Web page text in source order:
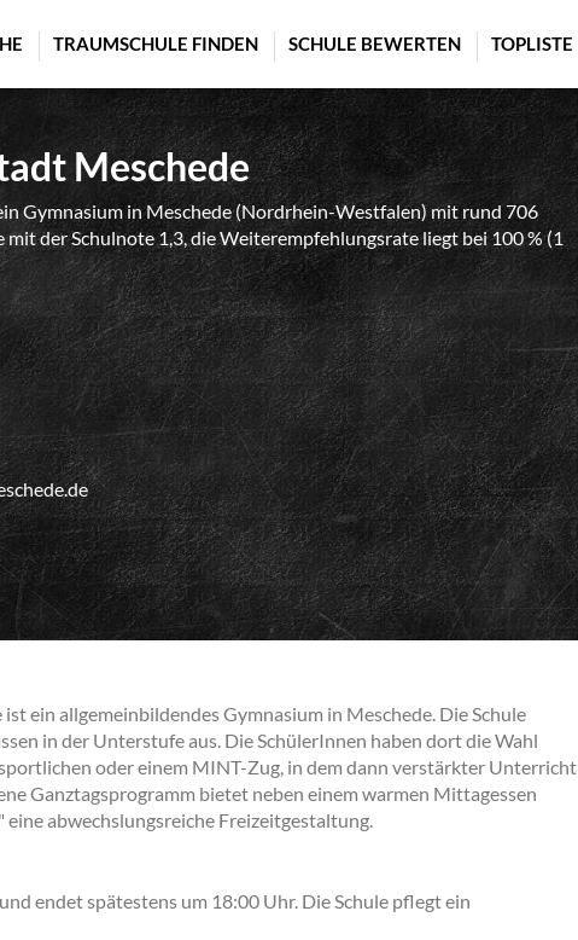
TRAUMSCHULE FINDEN SCHULE BEWERTEN TOPLISTE
Meschede
Gymnasium in Meschede (Nordrhein-Westfalen) mit rund 706
der Schulnote 1,3, die Weiterempfehlungsrate liegt bei 100 % (1
ein allgemeinbildendes Gymnasium in Meschede. Die Schule
in der Unterstufe aus. Die SchülerInnen haben dort die Wahl
oder einem MINT-Zug, in dem dann verstärkter Unterricht
Ganztagsprogramm bietet neben einem warmen Mittagessen
abwechslungsreiche Freizeitgestaltung.
endet spätestens um 18:00 Uhr. Die Schule pflegt ein